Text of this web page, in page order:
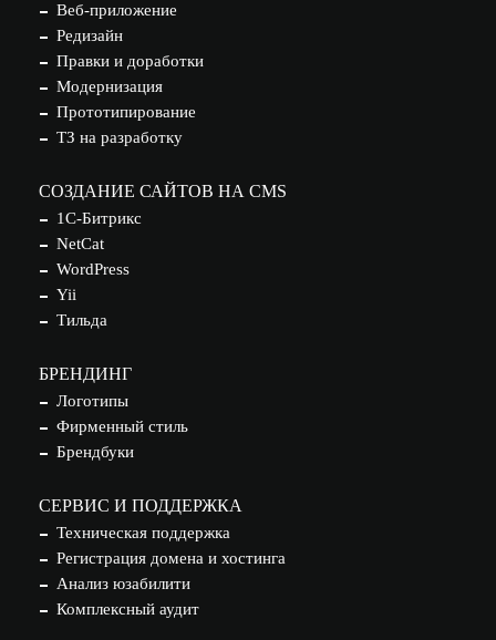
Веб-приложение
Редизайн
Правки и доработки
Модернизация
Прототипирование
ТЗ на разработку
СОЗДАНИЕ САЙТОВ НА CMS
1С-Битрикс
NetCat
WordPress
Yii
Тильда
БРЕНДИНГ
Логотипы
Фирменный стиль
Брендбуки
СЕРВИС И ПОДДЕРЖКА
Техническая поддержка
Регистрация домена и хостинга
Анализ юзабилити
Комплексный аудит